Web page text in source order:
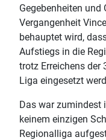
Gegebenheiten und
Vergangenheit
behauptet wird,
Aufstiegs in die
trotz Erreichens der
Liga eingesetzt
Das war zumindest
keinem einzigen
Regionalliga